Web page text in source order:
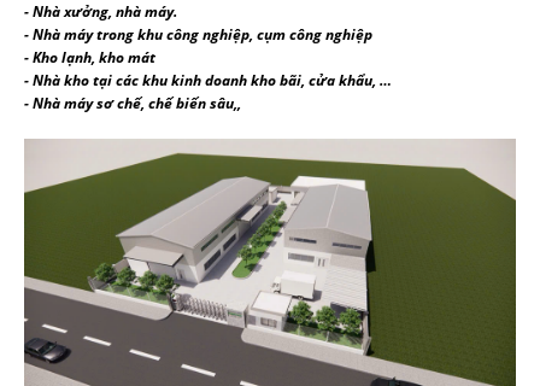
- Nhà xưởng, nhà máy.
- Nhà máy trong khu công nghiệp, cụm công nghiệp
- Kho lạnh, kho mát
- Nhà kho tại các khu kinh doanh kho bãi, cửa khẩu, …
- Nhà máy sơ chế, chế biến sâu,,